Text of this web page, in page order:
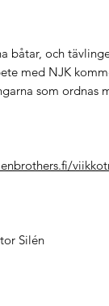
båtar, och
med NJK
som ordnas
Silén